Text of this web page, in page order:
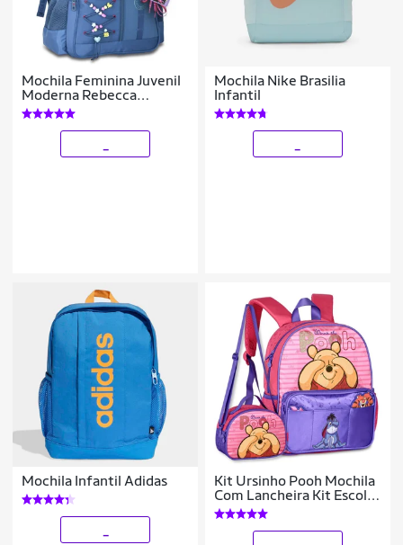
Mochila Feminina Juvenil
Moderna Rebecca
Bonbon Personalizada
Mochila Nike Brasilia
Infantil
Mochila Infantil Adidas
Kit Ursinho Pooh Mochila
Com Lancheira Kit Escolar
Meninas